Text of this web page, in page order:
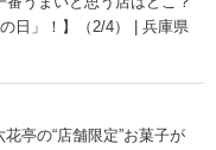
日」！】（2/4） | 兵庫県
亭の“店舗限定”お菓子が